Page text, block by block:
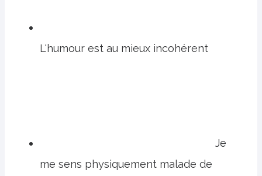
L'humour est au mieux incohérent
Je
me sens physiquement malade de